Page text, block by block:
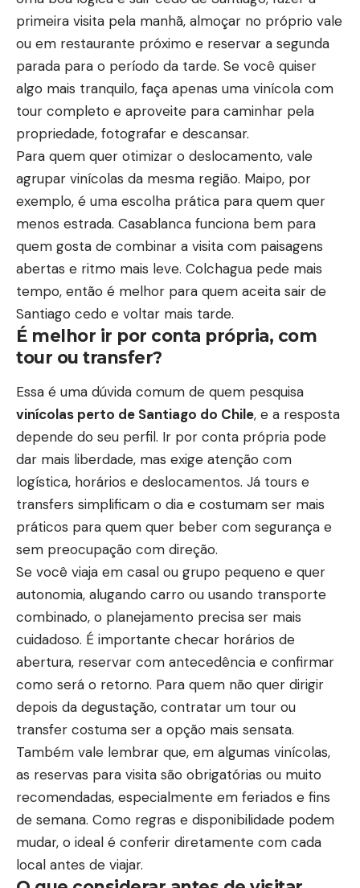
primeira visita pela manhã, almoçar no próprio vale
ou em restaurante próximo e reservar a segunda
parada para o período da tarde. Se você quiser
algo mais tranquilo, faça apenas uma vinícola com
tour completo e aproveite para caminhar pela
propriedade, fotografar e descansar.
Para quem quer otimizar o deslocamento, vale
agrupar vinícolas da mesma região. Maipo, por
exemplo, é uma escolha prática para quem quer
menos estrada. Casablanca funciona bem para
quem gosta de combinar a visita com paisagens
abertas e ritmo mais leve. Colchagua pede mais
tempo, então é melhor para quem aceita sair de
Santiago cedo e voltar mais tarde.
É melhor ir por conta própria, com
tour ou transfer?
Essa é uma dúvida comum de quem pesquisa
vinícolas perto de Santiago do Chile, e a resposta
depende do seu perfil. Ir por conta própria pode
dar mais liberdade, mas exige atenção com
logística, horários e deslocamentos. Já tours e
transfers simplificam o dia e costumam ser mais
práticos para quem quer beber com segurança e
sem preocupação com direção.
Se você viaja em casal ou grupo pequeno e quer
autonomia, alugando carro ou usando transporte
combinado, o planejamento precisa ser mais
cuidadoso. É importante checar horários de
abertura, reservar com antecedência e confirmar
como será o retorno. Para quem não quer dirigir
depois da degustação, contratar um tour ou
transfer costuma ser a opção mais sensata.
Também vale lembrar que, em algumas vinícolas,
as reservas para visita são obrigatórias ou muito
recomendadas, especialmente em feriados e fins
de semana. Como regras e disponibilidade podem
mudar, o ideal é conferir diretamente com cada
local antes de viajar.